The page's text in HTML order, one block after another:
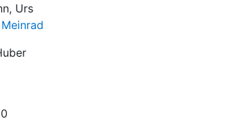
Urs